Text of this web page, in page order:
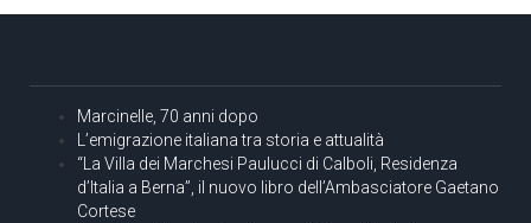
Marcinelle, 70 anni dopo
L’emigrazione italiana tra storia e attualità
“La Villa dei Marchesi Paulucci di Calboli, Residenza
d’Italia a Berna”, il nuovo libro dell’Ambasciatore Gaetano
Cortese